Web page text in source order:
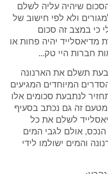
הסכום שיהיה עליה לשלם
ולא לפי חישוב של
כי במצב זה סכום
מדיאסלייד יהיה פחות או
חברות היי טק...
תשלם את הארנונה
המיוחדים המגיעים
לנתבעת סכומים אלו
זה גם נכתב בסעיף
לשלם את כל
אולם לגבי המים
והמים ישולמו לידי